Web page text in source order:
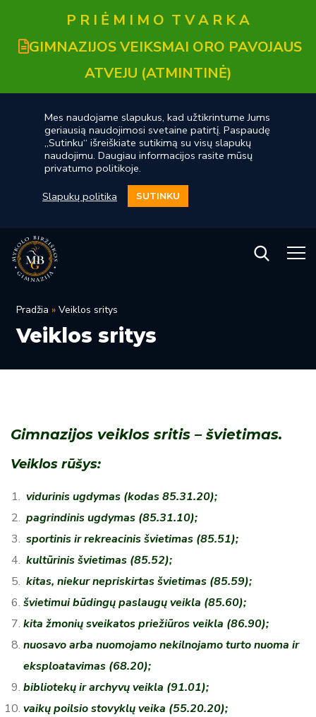
P R I Ė M I M O T V A R K A
GIMNAZIJOS VEIKSMAI ORO PAVOJAUS
ATVEJU (ATMINTINĖ)
Veiklos sritys
Pradžia » Veiklos sritys
Gimnazijos veiklos sritis – švietimas.
Veiklos rūšys:
vidurinis ugdymas (kodas 85.31.20);
pagrindinis ugdymas (85.31.10);
sportinis ir rekreacinis švietimas (85.51);
kultūrinis švietimas (85.52);
kitas, niekur nepriskirtas švietimas (85.59);
švietimui būdingų paslaugų veikla (85.60);
kita žmonių sveikatos priežiūros veikla (86.90);
nuosavo arba nuomojamo nekilnojamo turto nuoma ir
eksploatavimas (68.20);
bibliotekų ir archyvų veikla (91.01);
vaikų poilsio stovyklų veika (55.20.20);
Mes naudojame slapukus, kad užtikrintume Jums
geriausią naudojimosi svetaine patirtį. Paspaudę
„Sutinku“ išreiškiate sutikimą su visų slapukų
naudojimu. Daugiau informacijos rasite mūsų
privatumo politikoje.
Slapukų politika
SUTINKU